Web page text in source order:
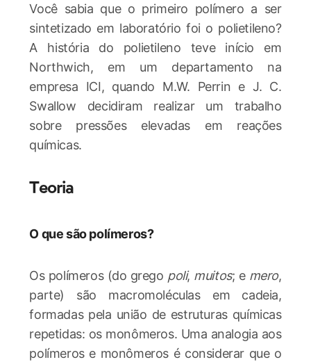
Você sabia que o primeiro polímero a ser
sintetizado em laboratório foi o polietileno?
A história do polietileno teve início em
Northwich, em um departamento na
empresa ICI, quando M.W. Perrin e J. C.
Swallow decidiram realizar um trabalho
sobre pressões elevadas em reações
químicas.
Teoria
O que são polímeros?
Os polímeros (do grego poli, muitos; e mero,
parte) são macromoléculas em cadeia,
formadas pela união de estruturas químicas
repetidas: os monômeros. Uma analogia aos
polímeros e monômeros é considerar que o